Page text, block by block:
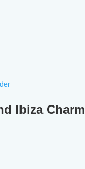
Ibiza Charm